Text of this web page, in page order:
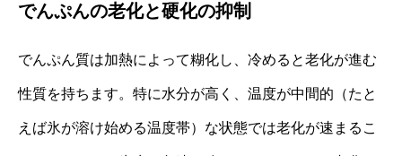
でんぷんの老化と硬化の抑制
でんぷん質は加熱によって糊化し、冷めると老化が進む
性質を持ちます。特に水分が高く、温度が中間的（たと
えば氷が溶け始める温度帯）な状態では老化が速まるこ